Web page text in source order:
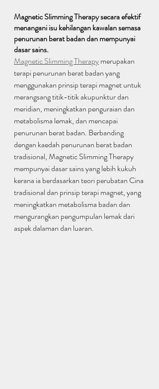
Magnetic Slimming Therapy secara efektif
menangani isu kehilangan kawalan semasa
penurunan berat badan dan mempunyai
dasar sains.
Magnetic Slimming Therapy merupakan
terapi penurunan berat badan yang
menggunakan prinsip terapi magnet untuk
merangsang titik-titik akupunktur dan
meridian, meningkatkan penguraian dan
metabolisma lemak, dan mencapai
penurunan berat badan. Berbanding
dengan kaedah penurunan berat badan
tradisional, Magnetic Slimming Therapy
mempunyai dasar sains yang lebih kukuh
kerana ia berdasarkan teori perubatan Cina
tradisional dan prinsip terapi magnet, yang
meningkatkan metabolisma badan dan
mengurangkan pengumpulan lemak dari
aspek dalaman dan luaran.